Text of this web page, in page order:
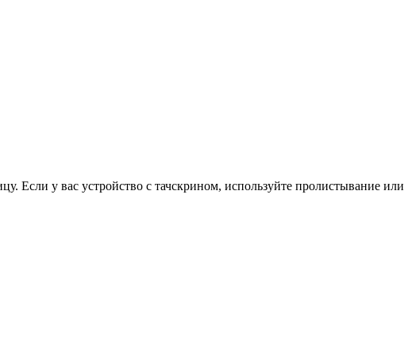
Если у вас устройство с тачскрином, используйте пролистывание или